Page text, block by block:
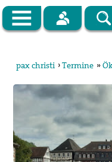
Themen
Kampagnen
pax christi ›Termine »